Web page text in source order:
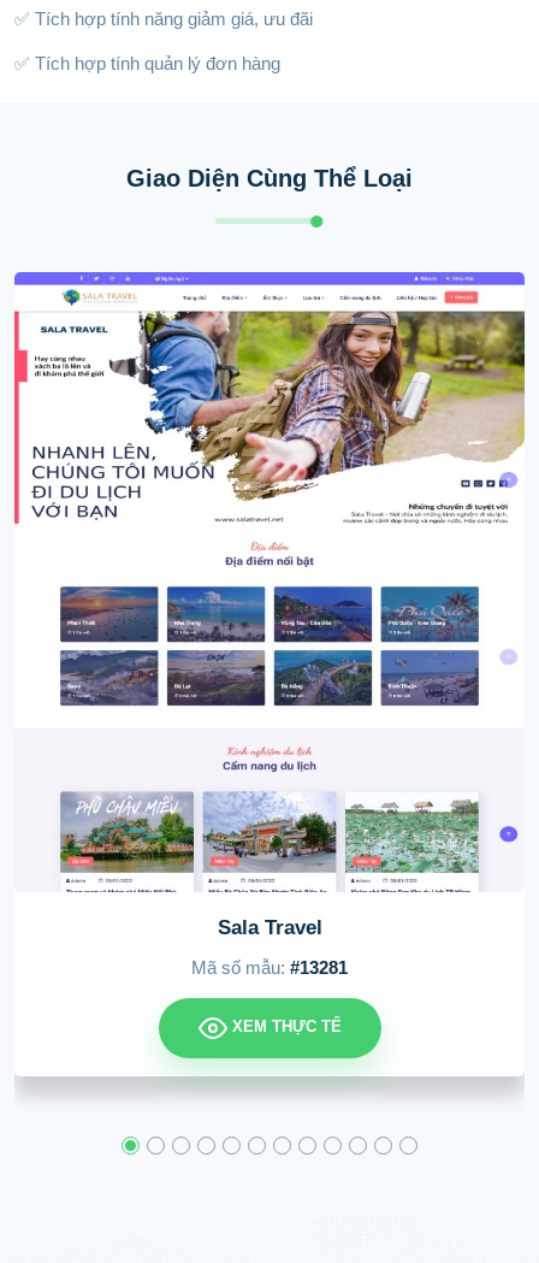
✅ Tích hợp tính năng giảm giá, ưu đãi
✅ Tích hợp tính quản lý đơn hàng
Giao Diện Cùng Thể Loại